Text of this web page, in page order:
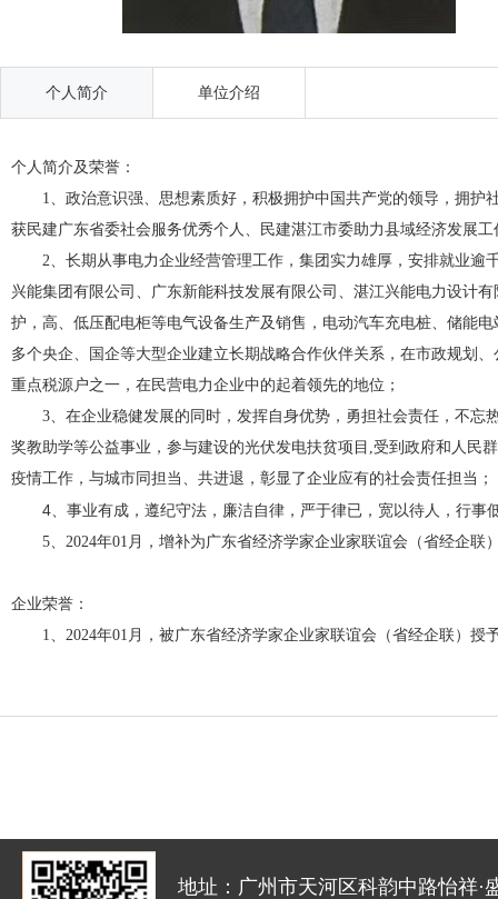
个人简介 单位介绍
个人简介及荣誉：
1、政治意识强、思想素质好，积极拥护中国共产党的领导，拥护社
获民建广东省委社会服务优秀个人、民建湛江市委助力县域经济发展
2、长期从事电力企业经营管理工作，集团实力雄厚，安排就业
兴能集团有限公司、广东新能科技发展有限公司、湛江兴能电力设计
护，高、低压配电柜等电气设备生产及销售，电动汽车充电桩、储能
多个央企、国企等大型企业建立长期战略合作伙伴关系，在市政规划
重点税源户之一，在民营电力企业中的起着领先的地位；
3、在企业稳健发展的同时，发挥自身优势，勇担社会责任，不
奖教助学等公益事业，参与建设的光伏发电扶贫项目,受到政府和人民
疫情工作，与城市同担当、共进退，彰显了企业应有的社会责任担当；
4、 事业有成，遵纪守法，廉洁自律，严于律已，宽以待人，行
5、2024年01月，增补为广东省经济学家企业家联谊会（省经企联
企业荣誉：
1、2024年01月，被广东省经济学家企业家联谊会（省经企联）授
地址：广州市天河区科韵中路怡祥·